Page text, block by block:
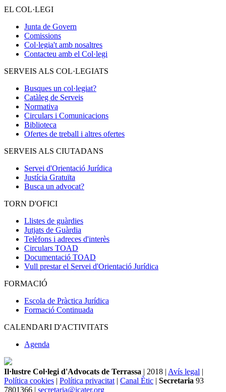
EL COL·LEGI
Junta de Govern
Comissions
Col·legia't amb nosaltres
Contacteu amb el Col·legi
SERVEIS ALS COL·LEGIATS
Busques un col·legiat?
Catàleg de Serveis
Normativa
Circulars i Comunicacions
Biblioteca
Ofertes de treball i altres ofertes
SERVEIS ALS CIUTADANS
Servei d'Orientació Jurídica
Justícia Gratuïta
Busca un advocat?
TORN D'OFICI
Llistes de guàrdies
Jutjats de Guàrdia
Telèfons i adreces d'interès
Circulars TOAD
Documentació TOAD
Vull prestar el Servei d'Orientació Jurídica
FORMACIÓ
Escola de Pràctica Jurídica
Formació Continuada
CALENDARI D'ACTIVITATS
Agenda
Il·lustre Col·legi d'Advocats de Terrassa | 2018 | Avís legal |
Política cookies | Política privacitat | Canal Ètic | Secretaria 93
7801366 | secretaria@icater.org